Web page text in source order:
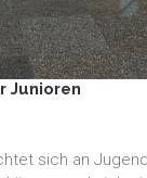
Junioren
sich an